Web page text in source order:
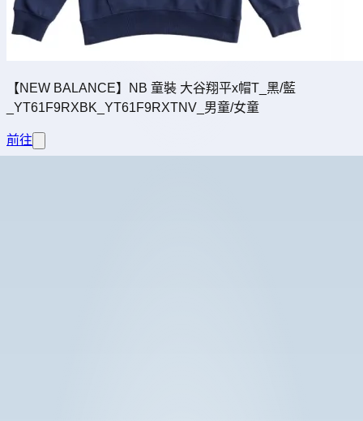
【NEW BALANCE】NB 童裝 大谷翔平x帽T_黑/藍
_YT61F9RXBK_YT61F9RXTNV_男童/女童
前往